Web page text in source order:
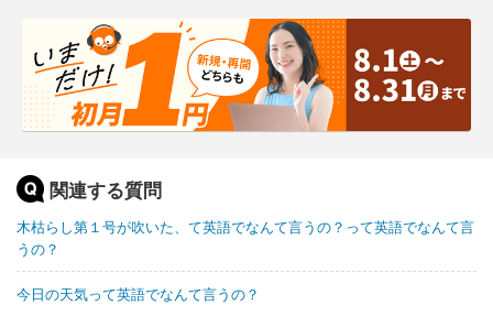
関連する質問
木枯らし第１号が吹いた、て英語でなんて言うの？って英語でなんて言
うの？
今日の天気って英語でなんて言うの？